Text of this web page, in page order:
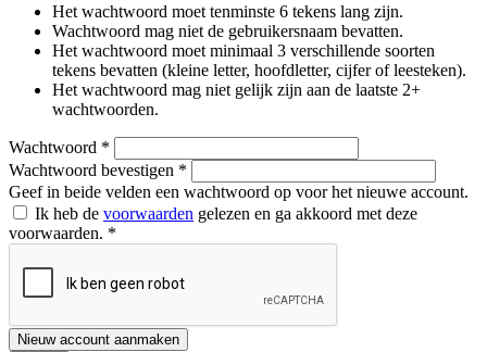
Het wachtwoord moet tenminste 6 tekens lang zijn.
Wachtwoord mag niet de gebruikersnaam bevatten.
Het wachtwoord moet minimaal 3 verschillende soorten
tekens bevatten (kleine letter, hoofdletter, cijfer of leesteken).
Het wachtwoord mag niet gelijk zijn aan de laatste 2+
wachtwoorden.
Wachtwoord *
Wachtwoord bevestigen *
Geef in beide velden een wachtwoord op voor het nieuwe account.
Ik heb de voorwaarden gelezen en ga akkoord met deze
voorwaarden. *
Nieuw account aanmaken